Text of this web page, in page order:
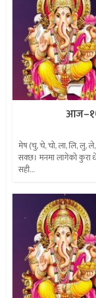
मेष (चु, चे, चो, ला, लि, लु, ले,
सक्छ। मनमा लागेको कुरा
सही...